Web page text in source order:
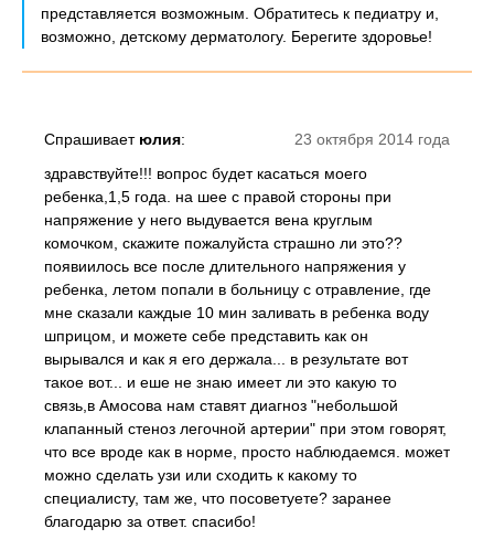
представляется возможным. Обратитесь к педиатру и,
возможно, детскому дерматологу. Берегите здоровье!
23 октября 2014 года
Спрашивает юлия:
здравствуйте!!! вопрос будет касаться моего
ребенка,1,5 года. на шее с правой стороны при
напряжение у него выдувается вена круглым
комочком, скажите пожалуйста страшно ли это??
появиилось все после длительного напряжения у
ребенка, летом попали в больницу с отравление, где
мне сказали каждые 10 мин заливать в ребенка воду
шприцом, и можете себе представить как он
вырывался и как я его держала... в результате вот
такое вот... и еше не знаю имеет ли это какую то
связь,в Амосова нам ставят диагноз "небольшой
клапанный стеноз легочной артерии" при этом говорят,
что все вроде как в норме, просто наблюдаемся. может
можно сделать узи или сходить к какому то
специалисту, там же, что посоветуете? заранее
благодарю за ответ. спасибо!